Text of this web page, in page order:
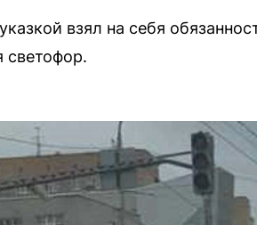
взял на себя
светофор.